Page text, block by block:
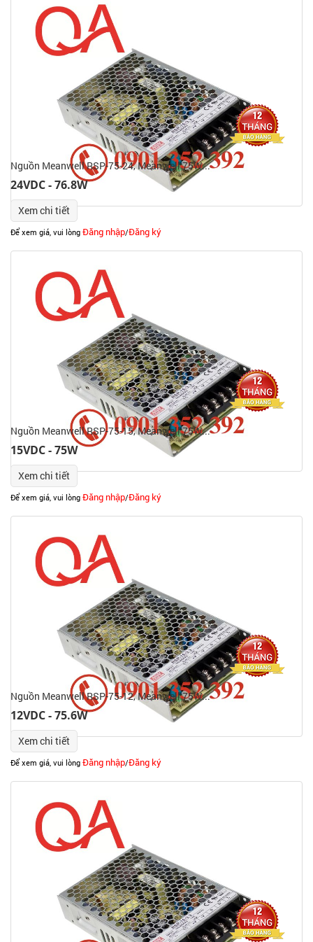
Nguồn Meanwell RSP-75-24, Meanwell 75W...
24VDC - 76.8W
Xem chi tiết
Để xem giá, vui lòng Đăng nhập/Đăng ký
Nguồn Meanwell RSP-75-15, Meanwell 75W...
15VDC - 75W
Xem chi tiết
Để xem giá, vui lòng Đăng nhập/Đăng ký
Nguồn Meanwell RSP-75-12, Meanwell 75W...
12VDC - 75.6W
Xem chi tiết
Để xem giá, vui lòng Đăng nhập/Đăng ký